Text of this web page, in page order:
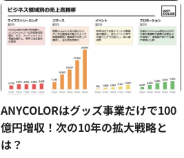
ANYCOLORはグッズ事業だけで100
億円増収！次の10年の拡大戦略と
は？